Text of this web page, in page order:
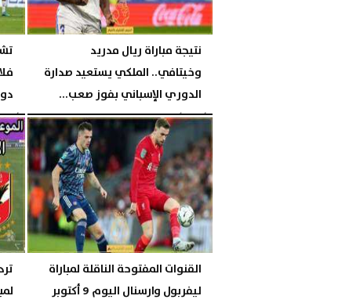
نتيجة مباراة ريال مدريد
وخيتافي.. الملكي يستعيد صدارة
الدوري الإسباني بفوز صعب...
الأحد، 9 أكتوبر 2022 05:20 مـ الأحد، 9 أكتوبر 2022
القنوات المفتوحة الناقلة لمباراة
ليفربول وارسنال اليوم 9 أكتوبر